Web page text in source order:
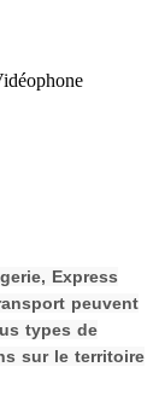
Express
peuvent
types de
sur le territoire